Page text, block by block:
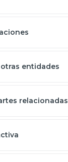
entidades
relacionadas